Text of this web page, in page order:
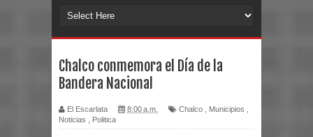
Chalco conmemora el Día de la
Bandera Nacional
El Escarlata 8:00 a.m. Chalco Municipios
Noticias
Politica